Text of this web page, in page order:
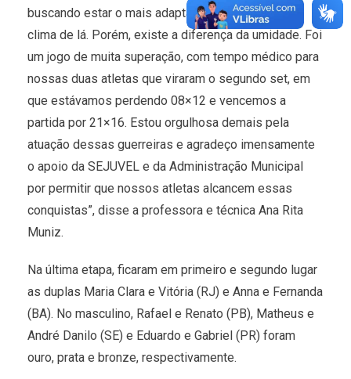
buscando estar o mais adaptado possível com o
clima de lá. Porém, existe a diferença da umidade. Foi
um jogo de muita superação, com tempo médico para
nossas duas atletas que viraram o segundo set, em
que estávamos perdendo 08×12 e vencemos a
partida por 21×16. Estou orgulhosa demais pela
atuação dessas guerreiras e agradeço imensamente
o apoio da SEJUVEL e da Administração Municipal
por permitir que nossos atletas alcancem essas
conquistas”, disse a professora e técnica Ana Rita
Muniz.
Na última etapa, ficaram em primeiro e segundo lugar
as duplas Maria Clara e Vitória (RJ) e Anna e Fernanda
(BA). No masculino, Rafael e Renato (PB), Matheus e
André Danilo (SE) e Eduardo e Gabriel (PR) foram
ouro, prata e bronze, respectivamente.